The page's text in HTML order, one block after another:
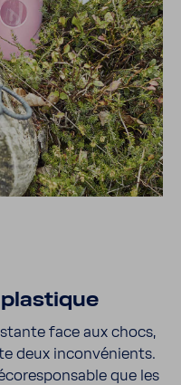
face aux chocs,
deux incon­vé­nients.
que les